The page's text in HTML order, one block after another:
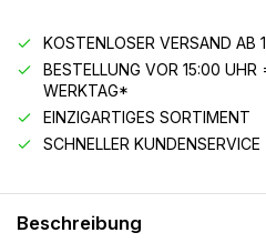
KOSTENLOSER VERSAND AB
BESTELLUNG VOR 15:00 UHR
WERKTAG*
EINZIGARTIGES SORTIMENT
SCHNELLER KUNDENSERVICE
Beschreibung